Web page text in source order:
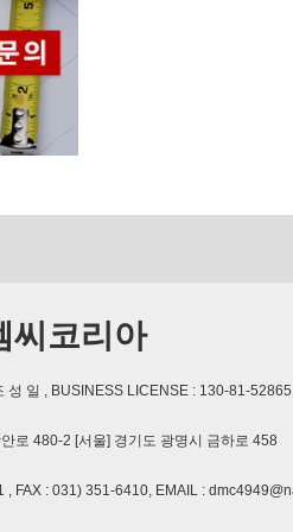
씨코리아
성 일 , BUSINESS LICENSE : 130-81-
로 480-2 [서울] 경기도 광명시 금하로 458
, FAX : 031) 351-6410, EMAIL :